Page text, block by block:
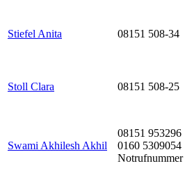
Stiefel Anita 08151 508-34
Stoll Clara 08151 508-25
Swami Akhilesh Akhil
08151 953296
0160 5309054
Notrufnummer